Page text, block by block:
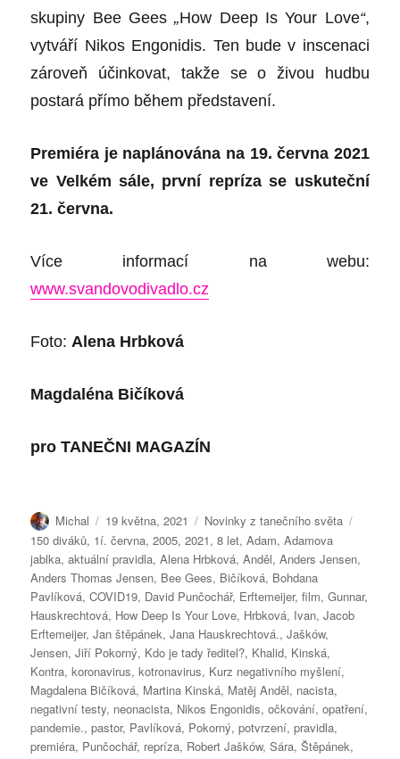
skupiny Bee Gees „How Deep Is Your Love“,
vytváří Nikos Engonidis. Ten bude v inscenaci
zároveň účinkovat, takže se o živou hudbu
postará přímo během představení.
Premiéra je naplánována na 19. června 2021
ve Velkém sále, první repríza se uskuteční
21. června.
Více informací na webu:
www.svandovodivadlo.cz
Foto: Alena Hrbková
Magdaléna Bičíková
pro TANEČNI MAGAZÍN
Autor:
Michal Publikováno:
19 května, 2021 Rubriky:
Novinky z tanečního světa
150 diváků, 1í. června,2005,2021,8 let,Adam,Adamova
jablka,aktuální pravidla,Alena Hrbková,Anděl,Anders Jensen,
Anders Thomas Jensen, Bee Gees, Bičíková, Bohdana
Pavlíková,COVID19, David Punčochář, Erftemeijer,film,Gunnar,
Hauskrechtová, How Deep Is Your Love, Hrbková, Ivan,Jacob
Erftemeijer,Jan štěpánek,Jana Hauskrechtová.,Jašków,
Jensen,Jiří Pokorný, Kdo je tady ředitel?, Khalid, Kinská,
Kontra,koronavirus,kotronavirus, Kurz negativního myšlení,
Magdalena Bičíková, Martina Kinská, Matěj Anděl, nacista,
negativní testy, neonacista, Nikos Engonidis,očkování,opatření,
pandemie.,pastor, Pavlíková, Pokorný,potvrzení,pravidla,
premiéra, Punčochář, repríza, Robert Jašków,Sára,Štěpánek,